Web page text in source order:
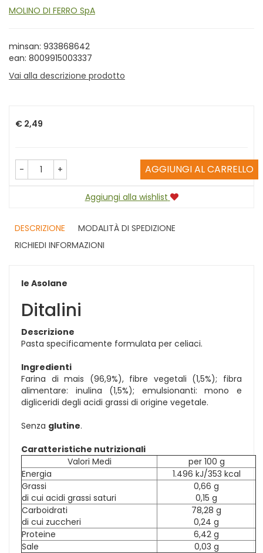
MOLINO DI FERRO SpA
minsan: 933868642
ean: 8009915003337
Vai alla descrizione prodotto
Prezzo
€ 2,49
- + AGGIUNGI AL CARRELLO
Aggiungi alla wishlist
DESCRIZIONE
MODALITÀ DI SPEDIZIONE
RICHIEDI INFORMAZIONI
le Asolane
Ditalini
Descrizione
Pasta specificamente formulata per celiaci.
Ingredienti
Farina di mais (96,9%), fibre vegetali (1,5%); fibra
alimentare: inulina (1,5%); emulsionanti: mono e
digliceridi degli acidi grassi di origine vegetale.
Senza glutine.
Caratteristiche nutrizionali
Valori Medi
per 100 g
Energia
1.496 kJ/353 kcal
Grassi
di cui acidi grassi saturi
0,66 g
0,15 g
Carboidrati
di cui zuccheri
78,28 g
0,24 g
Proteine
6,42 g
Sale
0,03 g